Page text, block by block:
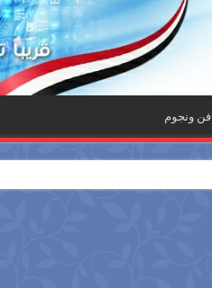
فن ونجوم